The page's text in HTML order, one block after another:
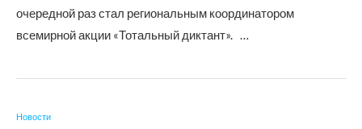
очередной раз стал региональным координатором
всемирной акции «Тотальный диктант». …
Новости